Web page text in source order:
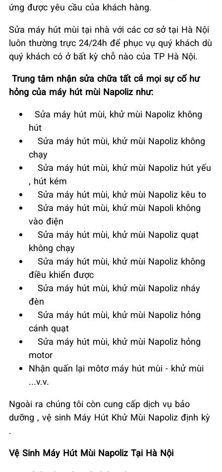
ứng được yêu cầu của khách hàng.
Sửa máy hút mùi tại nhà với các cơ sở tại Hà Nội
luôn thường trực 24/24h để phục vụ quý khách dù
quý khách có ở bất kỳ chỗ nào của TP Hà Nội.
Trung tâm nhận sửa chữa tất cả mọi sự cố hư
hỏng của máy hút mùi Napoliz như:
Sửa máy hút mùi, khử mùi Napoliz không
hút
Sửa máy hút mùi, khử mùi Napoliz không
chạy
Sửa máy hút mùi, khử mùi Napoliz hút yếu
, hút kém
Sửa máy hút mùi, khử mùi Napoliz kêu to
Sửa máy hút mùi, khử mùi Napoli không
vào điện
Sửa máy hút mùi, khử mùi Napoliz quạt
không chạy
Sửa máy hút mùi, khử mùi Napoliz không
điều khiển được
Sửa máy hút mùi, khử mùi Napoliz nháy
đèn
Sửa máy hút mùi, khử mùi Napoliz hỏng
cánh quạt
Sửa máy hút mùi, khử mùi Napoliz hỏng
motor
Nhận quấn lại môtơ máy hút mùi - khử mùi
...v.v.
Ngoài ra chúng tôi còn cung cấp dịch vụ bảo
dưỡng , vệ sinh Máy Hút Khử Mùi Napoliz định kỳ
.
Vệ Sinh Máy Hút Mùi Napoliz Tại Hà Nội